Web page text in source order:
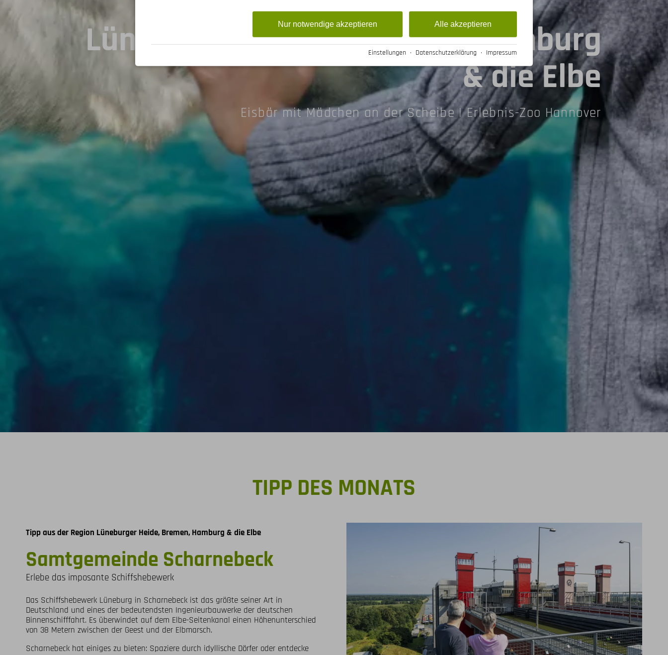
Lüneburger Heide, Bremen, Hamburg
& die Elbe
Eisbär mit Mädchen an der Scheibe | Erlebnis-Zoo Hannover
TIPP DES MONATS
Tipp aus der Region Lüneburger Heide, Bremen, Hamburg & die Elbe
Samtgemeinde Scharnebeck
Erlebe das imposante Schiffshebewerk
Das Schiffshebewerk Lüneburg in Scharnebeck ist das größte seiner Art in
Deutschland und eines der bedeutendsten Ingenieurbauwerke der deutschen
Binnenschifffahrt. Es überwindet auf dem Elbe-Seitenkanal einen Höhenunterschied
von 38 Metern zwischen der Geest und der Elbmarsch.
Scharnebeck hat einiges zu bieten: Spaziere durch idyllische Dörfer oder entdecke
Alle akzeptieren
Nur notwendige akzeptieren
Einstellungen · Datenschutzerklärung · Impressum